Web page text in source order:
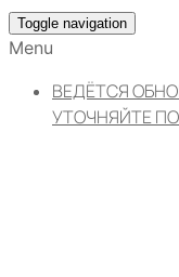
Toggle navigation
Menu
ВЕДЁТСЯ
УТОЧНЯЙТЕ